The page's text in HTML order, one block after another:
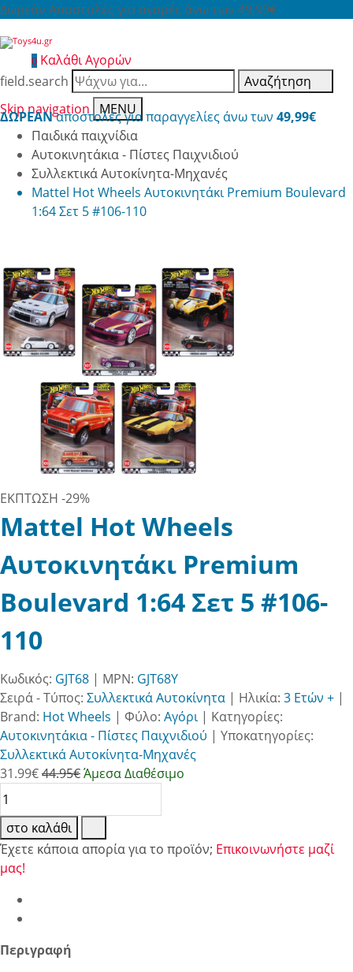
Δωρεάν Αποστολές για αγορές άνω των 49,99€
0 Καλάθι Αγορών
field.search
Αναζήτηση
Skip navigation
MENU
ΔΩΡΕΑΝαποστολές για παραγγελίες άνω των 49,99€
Παιδικά παιχνίδια
Αυτοκινητάκια - Πίστες Παιχνιδιού
Συλλεκτικά Αυτοκίνητα-Μηχανές
Mattel Hot Wheels Αυτοκινητάκι Premium Boulevard
1:64 Σετ 5 #106-110
ΕΚΠΤΩΣΗ -29%
Mattel Hot Wheels
Αυτοκινητάκι Premium
Boulevard 1:64 Σετ 5 #106-
110
Κωδικός: GJT68 | MPN: GJT68Y
Σειρά - Τύπος: Συλλεκτικά Αυτοκίνητα | Ηλικία: 3 Ετών + |
Brand: Hot Wheels | Φύλο: Αγόρι| Κατηγορίες:
Αυτοκινητάκια - Πίστες Παιχνιδιού | Υποκατηγορίες:
Συλλεκτικά Αυτοκίνητα-Μηχανές
31.99€44.95€Άμεσα Διαθέσιμο
στο καλάθι
Έχετε κάποια απορία για το προϊόν; Επικοινωνήστε μαζί
μας!
Περιγραφή